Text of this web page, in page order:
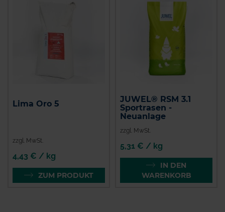
Lima Oro 5
zzgl. MwSt.
4,43 € / kg
ZUM PRODUKT
JUWEL® RSM 3.1
Sportrasen -
Neuanlage
zzgl. MwSt.
5,31 € / kg
IN DEN
WARENKORB